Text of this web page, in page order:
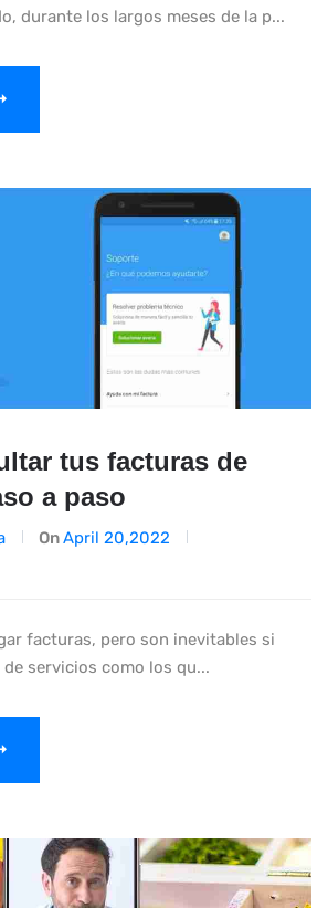
durante los largos meses de la p...
tus facturas de
a paso
OnApril 20,2022
facturas, pero son inevitables si
servicios como los qu...